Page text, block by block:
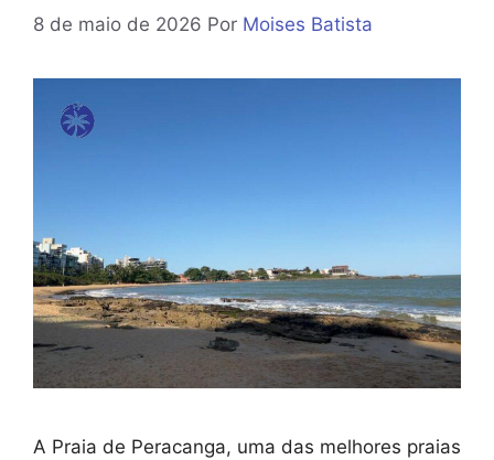
8 de maio de 2026 Por Moises Batista
A Praia de Peracanga, uma das melhores praias